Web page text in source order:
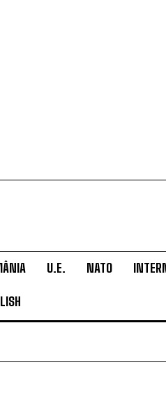
U.E. NATO